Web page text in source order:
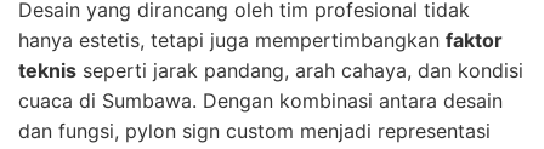
Desain yang dirancang oleh tim profesional tidak
hanya estetis, tetapi juga mempertimbangkan faktor
teknis seperti jarak pandang, arah cahaya, dan kondisi
cuaca di Sumbawa. Dengan kombinasi antara desain
dan fungsi, pylon sign custom menjadi representasi